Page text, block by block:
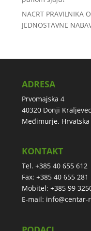
NACRT PRAVILNIKA
JEDNOSTAVNE
ADRESA
Prvomajska 4
40320 Donji Kraljevec
Međimurje, Hrvatska
KONTAKT
Tel. +385 40 655 612
Fax: +385 40 655 281
Mobitel: +385 99
E-mail: